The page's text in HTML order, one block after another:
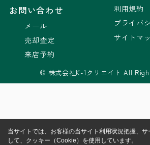
お問い合わせ
メール
売却査定
来店予約
利用規約
プライバ
サイトマ
© 株式会社K-1クリエイト All
当サイトでは、お客様の当サイト利用状況把握、サ
して、クッキー（Cookie）を使用しています。